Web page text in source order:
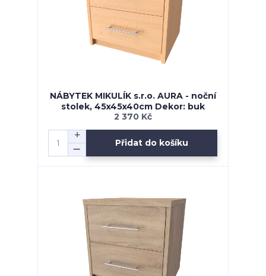
NÁBYTEK MIKULÍK s.r.o. AURA - noční
stolek, 45x45x40cm Dekor: buk
2 370 Kč
Přidat do košíku